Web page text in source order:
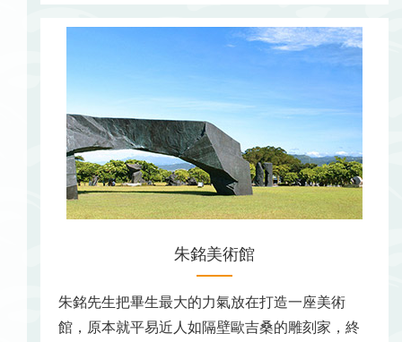
朱銘美術館
朱銘先生把畢生最大的力氣放在打造一座美術
館，原本就平易近人如隔壁歐吉桑的雕刻家，終